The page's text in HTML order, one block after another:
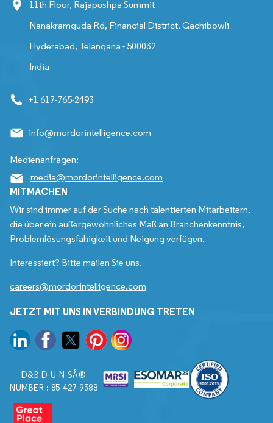
11th Floor, Rajapushpa Summit
Nanakramguda Rd, Financial District, Gachibowli
Hyderabad, Telangana - 500032
India
+1 617-765-2493
info@mordorintelligence.com
Medienanfragen:
media@mordorintelligence.com
MITMACHEN
Wir sind immer auf der Suche nach talentierten Mitarbeitern,
die über ein außergewöhnliches Maß an Branchenkenntnis,
Problemlösungsfähigkeit und Neigung verfügen.
Interessiert? Bitte mailen Sie uns.
careers@mordorintelligence.com
JETZT MIT UNS IN VERBINDUNG TRETEN
D&B D-U-N-SÂ®
NUMBER : 85-427-9388